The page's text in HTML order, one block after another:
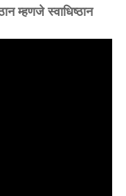
म्हणजे स्वाधिष्ठान